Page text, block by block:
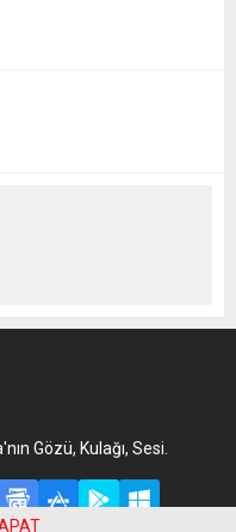
Gözü, Kulağı, Sesi.